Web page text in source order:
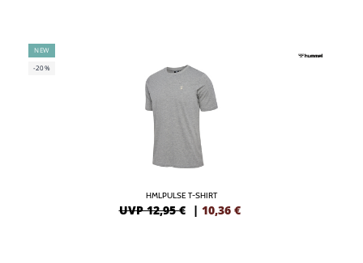
NEW
-20%
HMLPULSE T-SHIRT
UVP 12,95 € | 10,36 €